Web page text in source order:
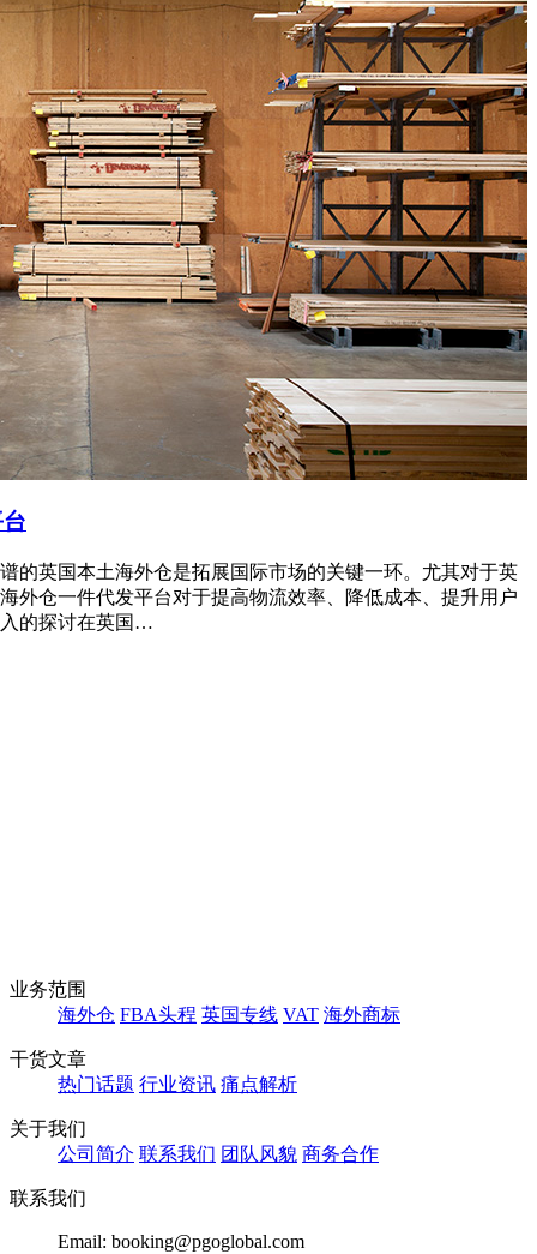
的英国本土海外仓是拓展国际市场的关键一环。尤其对于英
外仓一件代发平台对于提高物流效率、降低成本、提升用户
的探讨在英国…
业务范围
海外仓 FBA头程 英国专线 VAT 海外商标
干货文章
热门话题 行业资讯 痛点解析
关于我们
公司简介 联系我们 团队风貌 商务合作
联系我们
Email: booking@pgoglobal.com